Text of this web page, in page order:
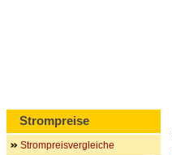
Strompreise
Strompreisvergleiche